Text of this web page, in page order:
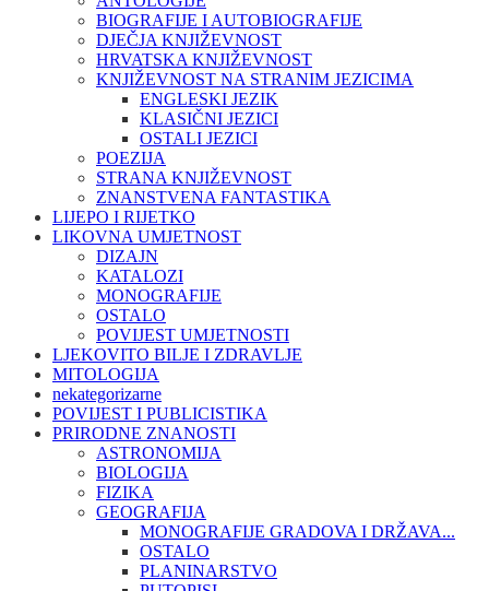
BIOGRAFIJE I AUTOBIOGRAFIJE
DJEČJA KNJIŽEVNOST
HRVATSKA KNJIŽEVNOST
KNJIŽEVNOST NA STRANIM JEZICIMA
ENGLESKI JEZIK
KLASIČNI JEZICI
OSTALI JEZICI
POEZIJA
STRANA KNJIŽEVNOST
ZNANSTVENA FANTASTIKA
LIJEPO I RIJETKO
LIKOVNA UMJETNOST
DIZAJN
KATALOZI
MONOGRAFIJE
OSTALO
POVIJEST UMJETNOSTI
LJEKOVITO BILJE I ZDRAVLJE
MITOLOGIJA
nekategorizarne
POVIJEST I PUBLICISTIKA
PRIRODNE ZNANOSTI
ASTRONOMIJA
BIOLOGIJA
FIZIKA
GEOGRAFIJA
MONOGRAFIJE GRADOVA I DRŽAVA...
OSTALO
PLANINARSTVO